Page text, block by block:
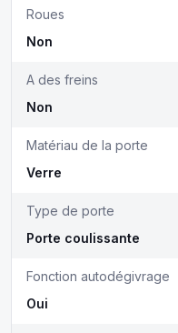
Roues
Non
A des freins
Non
Matériau de la porte
Verre
Type de porte
Porte coulissante
Fonction autodégivrage
Oui